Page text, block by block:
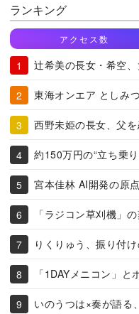
ランキング
アクセス数
辻希美の長女・希空
東海オンエア としみ
西野未姫の長女、父
約150万円の“立ち乗
宮本佳林 AI開発の原
「ラジコン草刈機」
りくりゅう、振り付
「1DAYメニコン」
いのうつは×奏が語る